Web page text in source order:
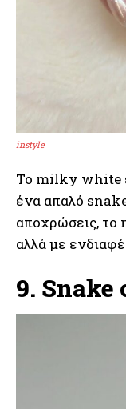
instyle
Το milky white
ένα απαλό
αποχρώσεις, το
αλλά με
9. Snake